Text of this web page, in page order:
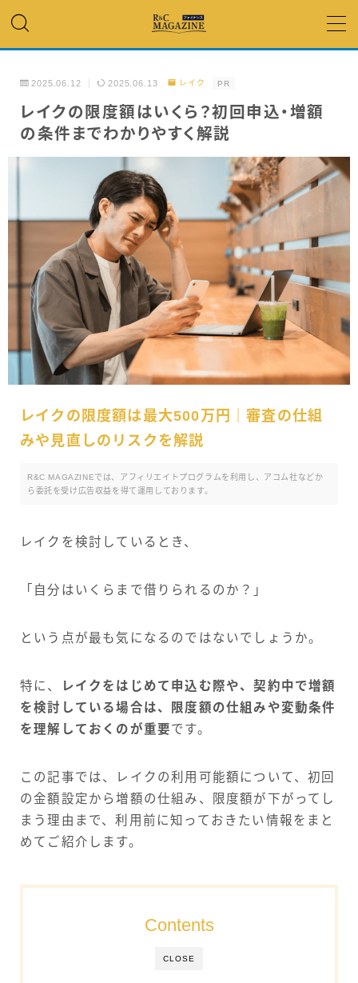
アコム・レイク・ プロミス
銀行カードローン
キャッシング
「低金利」 で借りたい
カードローンランキング
2025.06.12 2025.06.13 レイク PR
レイクの限度額はいくら？初回申込・増額
の条件までわかりやすく解説
レイクの限度額は最大500万円｜審査の仕組
みや見直しのリスクを解説
R&C MAGAZINEでは、アフィリエイトプログラムを利用し、アコム社などか
ら委託を受け広告収益を得て運用しております。
レイクを検討しているとき、
「自分はいくらまで借りられるのか？」
という点が最も気になるのではないでしょうか。
特に、
レイクをはじめて申込む際や、契約中で増額
を検討している場合は、限度額の仕組みや変動条件
を理解しておくのが重要です。
この記事では、レイクの利用可能額について、初回
の金額設定から増額の仕組み、限度額が下がってし
まう理由まで、利用前に知っておきたい情報をまと
めてご紹介します。
CLOSE
Contents